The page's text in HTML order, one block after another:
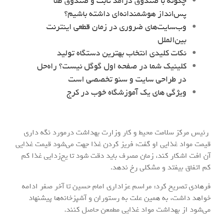
پس‌انداز هوشمندانه‌ای داشته باشیم؟
وب‌سایت‌های ضروری در زمان قطعی اینترنت
بین‌الملل
نکات کلیدی انتخاب بهترین دستگاه تولید
کلینیک شما در صفحه اول گوگل نیست؟ راه‌حل
در طراحی سایت و سئو تخصصی است
ویژگی های یک آموزشگاه خوب در کرج
رئیس مرکز سلامت محیط و کار وزارت بهداشت درمورد نگه داری
قیمت مواد غذایی او گفت: فریز کردن غذا جهت می‌شود قیمت غذایی
آن افت اشکار کند، زمان مصرف باید دقت شود تا یخ‌زدایی غذا کم
کم اتفاق بیفتد و مشکلی رخ ندهد.
فرهادی تصریح کرد: مراسم عزاداری امام حسین تا آخر صفر ادامه
خواهد داشت، به همین علت به رستوران و آشپزخانه‌ها پیشنهاد
می‌شود از بهداشت مواد غذایی مطمعن حاصل کنند.